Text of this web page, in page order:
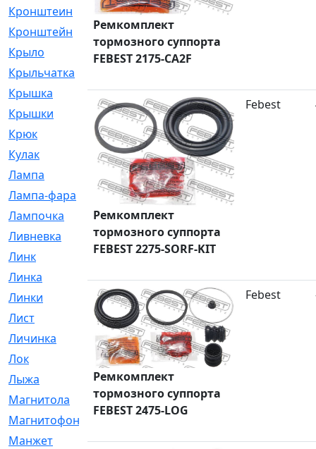
Кронштеин
[1]
Кронштейн
[59]
Крыло
[285]
Крыльчатка
Крышка
[151]
Крышки
[4]
Крюк
[1]
Кулак
[9]
Лампа
[128]
Лампа-фара
[4]
Лампочка
[209]
Ливневка
[66]
Линк
[3]
Линка
[64]
Линки
[913]
Лист
[144]
Личинка
[3]
Лок
[1]
Лыжа
[23]
Магнитола
[11]
Магнитофон
Манжет
[194]
Ремкомплект
тормозного суппорта
FEBEST 2175-CA2F
Ремкомплект
тормозного суппорта
FEBEST 2275-SORF-KIT
Febest
Ремкомплект
тормозного суппорта
FEBEST 2475-LOG
Febest